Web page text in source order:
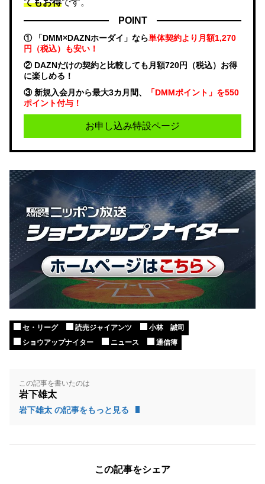
POINT
① 「DMM×DAZNホーダイ」なら単体契約より月額1,270
円（税込）も安い！
② DAZNだけの契約と比較しても月額720円（税込）お得
に楽しめる！
③ 新規入会月から最大3カ月間、
「DMMポイント」を550
ポイント付与！
お申し込み特設ページ
セ・リーグ 読売ジャイアンツ
小林 誠司
ショウアップナイター
ニュース 通信簿
この記事を書いたのは
岩下雄太
岩下雄太 の記事をもっと見る
この記事をシェア